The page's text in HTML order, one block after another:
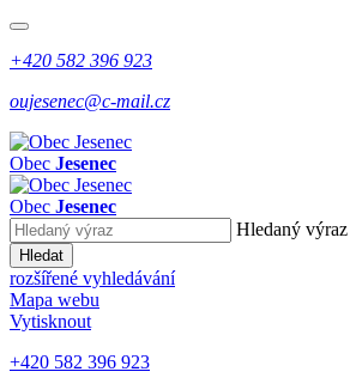
+420 582 396 923
oujesenec@c-mail.cz
Obec Jesenec
Obec Jesenec
Hledaný výraz
Hledat
rozšířené vyhledávání
Mapa webu
Vytisknout
+420 582 396 923